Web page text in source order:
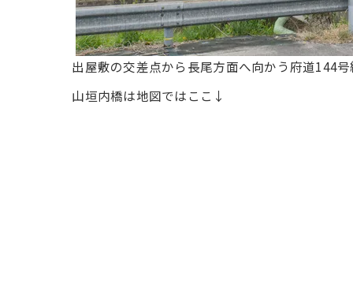
出屋敷の交差点から長尾方面へ向かう府道144
山垣内橋は地図ではここ↓